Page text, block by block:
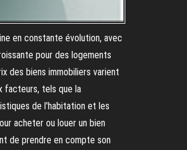
en constante évolution, avec
pour des logements
des biens immobiliers varient
facteurs, tels que la
de l'habitation et les
acheter ou louer un bien
de prendre en compte son